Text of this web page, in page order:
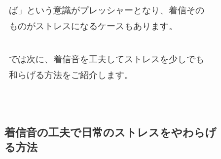
ば」という意識がプレッシャーとなり、着信その
ものがストレスになるケースもあります。
では次に、着信音を工夫してストレスを少しでも
和らげる方法をご紹介します。
着信音の工夫で日常のストレスをやわらげ
る方法